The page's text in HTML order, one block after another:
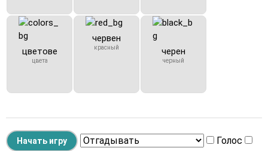
цветове
цвета
червен
красный черен
черный
Голос